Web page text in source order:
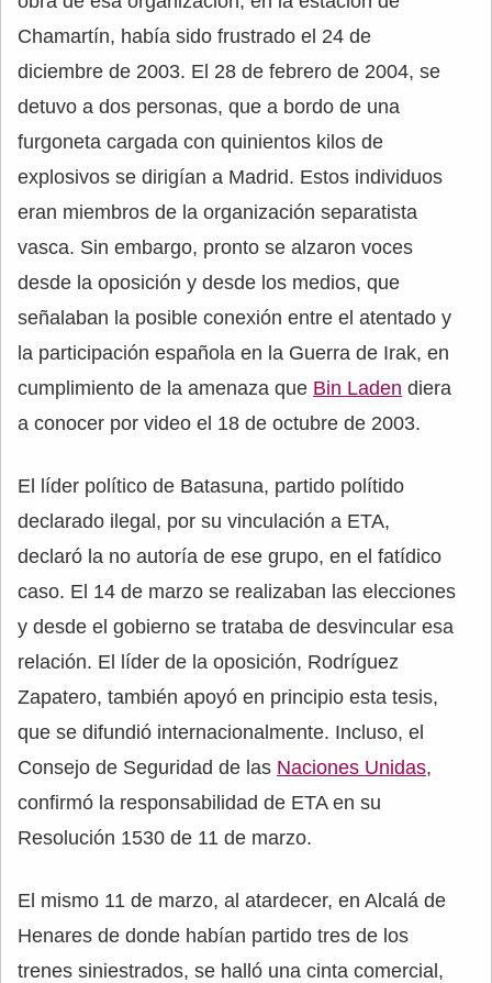
Chamartín, había sido frustrado el 24 de
diciembre de 2003. El 28 de febrero de 2004, se
detuvo a dos personas, que a bordo de una
furgoneta cargada con quinientos kilos de
explosivos se dirigían a Madrid. Estos individuos
eran miembros de la organización separatista
vasca. Sin embargo, pronto se alzaron voces
desde la oposición y desde los medios, que
señalaban la posible conexión entre el atentado y
la participación española en la Guerra de Irak, en
cumplimiento de la amenaza que Bin Laden diera
a conocer por video el 18 de octubre de 2003.
El líder político de Batasuna, partido polítido
declarado ilegal, por su vinculación a ETA,
declaró la no autoría de ese grupo, en el fatídico
caso. El 14 de marzo se realizaban las elecciones
y desde el gobierno se trataba de desvincular esa
relación. El líder de la oposición, Rodríguez
Zapatero, también apoyó en principio esta tesis,
que se difundió internacionalmente. Incluso, el
Consejo de Seguridad de las Naciones Unidas,
confirmó la responsabilidad de ETA en su
Resolución 1530 de 11 de marzo.
El mismo 11 de marzo, al atardecer, en Alcalá de
Henares de donde habían partido tres de los
trenes siniestrados, se halló una cinta comercial,